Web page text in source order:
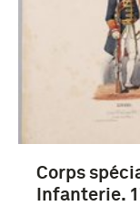
Corps
Infanterie.